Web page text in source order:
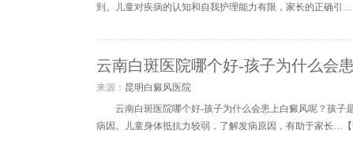
到。儿童对疾病的认知和自我护理能力有限，家长的正确引…
云南白斑医院哪个好-孩子为什么会
来源： 昆明白癜风医院
云南白斑医院哪个好-孩子为什么会患上白癜风呢？孩
病因。儿童身体抵抗力较弱，了解发病原因，有助于家长…【